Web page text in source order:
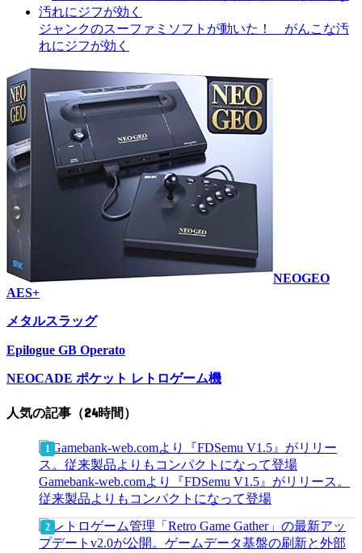
ジャンクのスーファミソフトが動いた！ がんこな汚
れにジフが効く
NEOGEO
AES+
メタルスラッグ
Epilogue GB Operato
NEOCADE ポケット レトロゲーム機
人気の記事（24時間）
Gamebank-web.comより『FDSemu V1.5』がリリース。
従来製品よりもコンパクトになって登場